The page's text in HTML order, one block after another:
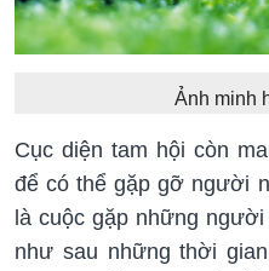
Ảnh minh
Cục diện tam hội còn
để có thể gặp gỡ người
là cuộc gặp những
như sau những thời